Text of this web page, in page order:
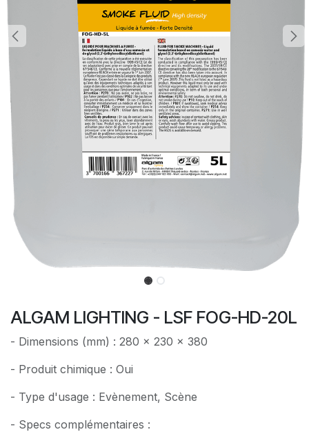
ALGAM LIGHTING - LSF FOG-HD-20L
- Dimensions (mm) : 280 x 230 x 380
- Produit chimique : Oui
- Type d'usage : Evènement, Scène
- Specs complémentaires :